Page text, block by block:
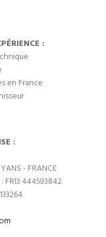
:
en France
:
- FRANCE
FR13 444593842.